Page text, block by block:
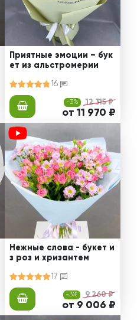
Приятные эмоции – бук
ет из альстромерии
16
-3% 12 315 ₽
от 11 970 ₽
Нежные слова - букет и
з роз и хризантем
17
-3% 9 260 ₽
от 9 006 ₽